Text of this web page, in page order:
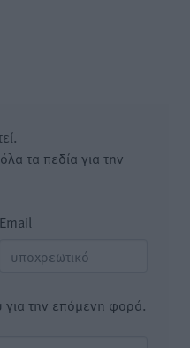
τα πεδία για την
Email
για την επόμενη φορά.